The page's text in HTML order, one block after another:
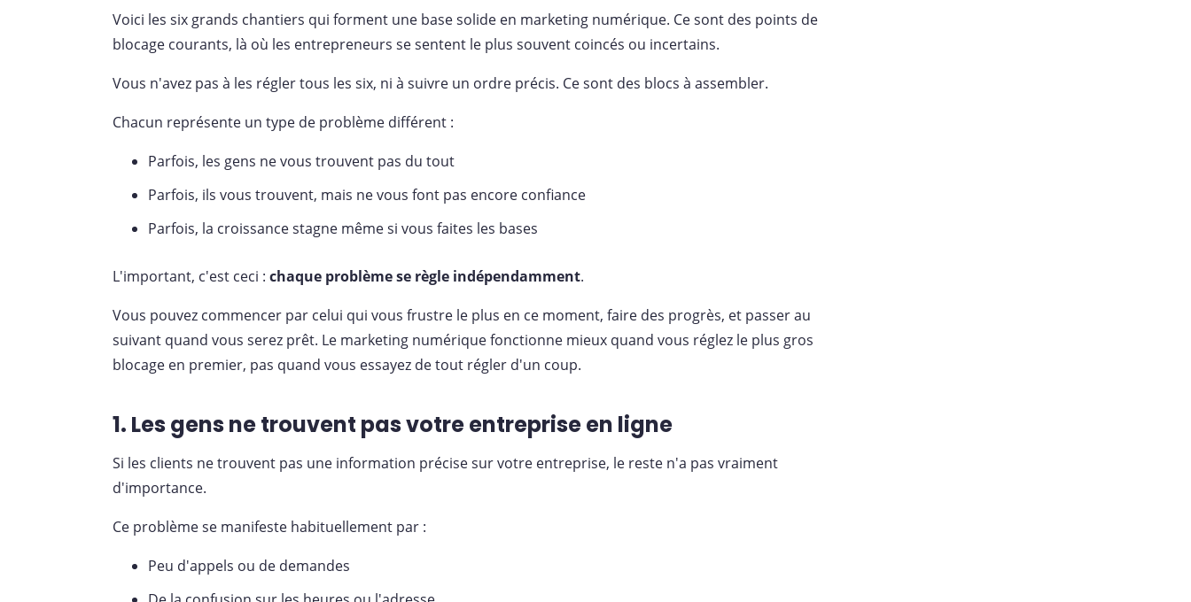
Voici les six grands chantiers qui forment une base solide en marketing numérique. Ce sont des points de
blocage courants, là où les entrepreneurs se sentent le plus souvent coincés ou incertains.
Vous n'avez pas à les régler tous les six, ni à suivre un ordre précis. Ce sont des blocs à assembler.
Chacun représente un type de problème différent :
Parfois, les gens ne vous trouvent pas du tout
Parfois, ils vous trouvent, mais ne vous font pas encore confiance
Parfois, la croissance stagne même si vous faites les bases
L'important, c'est ceci : chaque problème se règle indépendamment.
Vous pouvez commencer par celui qui vous frustre le plus en ce moment, faire des progrès, et passer au
suivant quand vous serez prêt. Le marketing numérique fonctionne mieux quand vous réglez le plus gros
blocage en premier, pas quand vous essayez de tout régler d'un coup.
1. Les gens ne trouvent pas votre entreprise en ligne
Si les clients ne trouvent pas une information précise sur votre entreprise, le reste n'a pas vraiment
d'importance.
Ce problème se manifeste habituellement par :
Peu d'appels ou de demandes